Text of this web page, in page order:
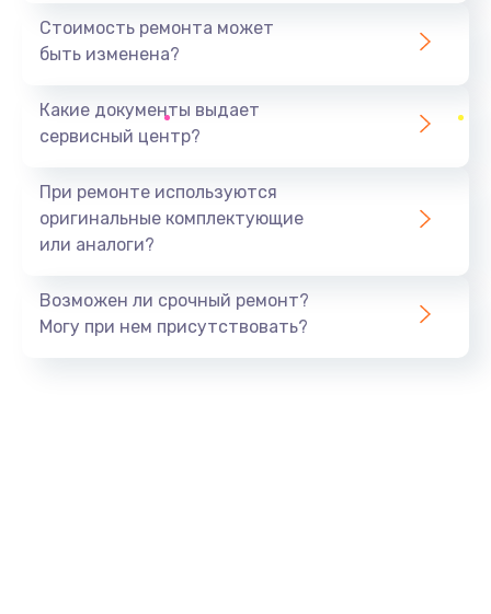
1440 руб.
Ремонт южного моста
Замена батарейки BIOS
Заказать
Стоимость ремонта может
быть изменена?
Какие документы выдает
сервисный центр?
При ремонте используются
оригинальные комплектующие
или аналоги?
Возможен ли срочный ремонт?
Могу при нем присутствовать?